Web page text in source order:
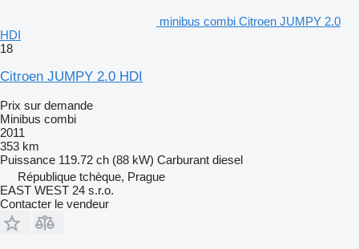
minibus combi Citroen JUMPY 2.0
HDI
18
Citroen JUMPY 2.0 HDI
Prix sur demande
Minibus combi
2011
353 km
Puissance 119.72 ch (88 kW) Carburant diesel
République tchèque, Prague
EAST WEST 24 s.r.o.
Contacter le vendeur